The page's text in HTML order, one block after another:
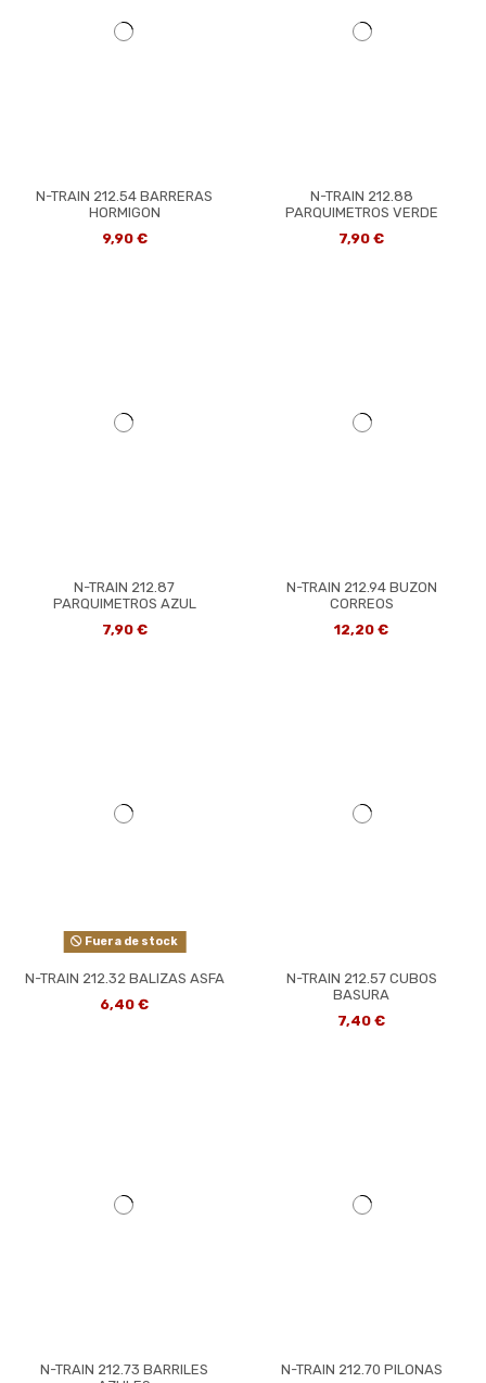
N-TRAIN 212.54 BARRERAS
HORMIGON
9,90 €
N-TRAIN 212.88
PARQUIMETROS VERDE
7,90 €
N-TRAIN 212.87
PARQUIMETROS AZUL
7,90 €
N-TRAIN 212.94 BUZON
CORREOS
12,20 €
Fuera de stock
N-TRAIN 212.32 BALIZAS ASFA
6,40 €
N-TRAIN 212.57 CUBOS
BASURA
7,40 €
N-TRAIN 212.73 BARRILES
N-TRAIN 212.70 PILONAS